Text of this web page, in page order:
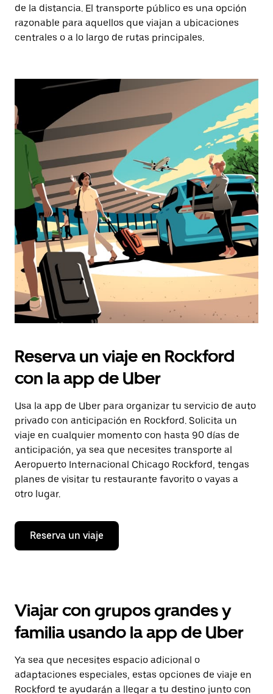
de la distancia. El transporte público es una opción
razonable para aquellos que viajan a ubicaciones
centrales o a lo largo de rutas principales.
Reserva un viaje en Rockford
con la app de Uber
Usa la app de Uber para organizar tu servicio de auto
privado con anticipación en Rockford. Solicita un
viaje en cualquier momento con hasta 90 días de
anticipación, ya sea que necesites transporte al
Aeropuerto Internacional Chicago Rockford, tengas
planes de visitar tu restaurante favorito o vayas a
otro lugar.
Reserva un viaje
Viajar con grupos grandes y
familia usando la app de Uber
Ya sea que necesites espacio adicional o
adaptaciones especiales, estas opciones de viaje en
Rockford te ayudarán a llegar a tu destino junto con